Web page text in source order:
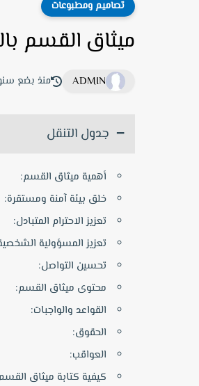
تصاميم ومطبوعات
ميثاق القسم
ADMIN منذ بضع
جدول التنقل
أهمية ميثاق القسم:
خلق بيئة آمنة ومستقرة:
تعزيز الاحترام المتبادل:
تعزيز المسؤولية
تحسين التواصل:
محتوى ميثاق القسم:
القواعد والواجبات:
الحقوق:
العواقب:
كيفية كتابة ميثاق القسم